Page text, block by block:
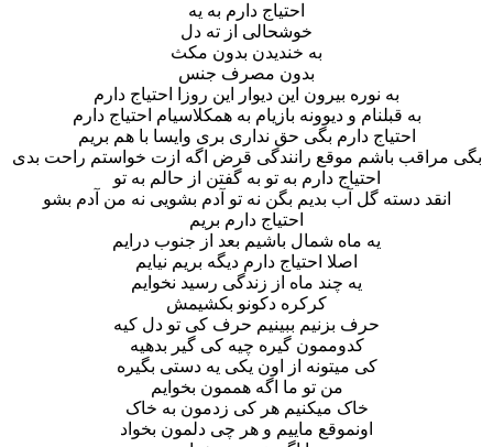
احتیاج دارم به یه
خوشحالی از ته دل
به خندیدن بدون مکث
بدون مصرف جنس
به نوره بیرون این دیوار این روزا احتیاج دارم
به قبلنام و دیوونه بازیام به همکلاسیام احتیاج دارم
احتیاج دارم بگی حق نداری بری وایسا با هم بریم
باشم موقع رانندگی قرض اگه ازت خواستم راحت بدی
احتیاج دارم به تو به گفتن از حالم به تو
دسته گل آب بدیم بگن نه تو آدم بشویی نه من آدم بشو
احتیاج دارم بریم
یه ماه شمال باشیم بعد از جنوب درایم
اصلا احتیاج دارم دیگه بریم نیایم
یه چند ماه از زندگی رسید نخوایم
کرکره دکونو بکشیمش
حرف بزنیم ببینیم حرف کی تو دل کیه
کدوممون گیره چیه کی گیر بدهیه
کی میتونه از اون یکی یه دستی بگیره
من تو ما اگه هممون بخوایم
خاک میکنیم هر کی زدمون به خاک
اونموقع ماییم و هر چی دلمون بخواد